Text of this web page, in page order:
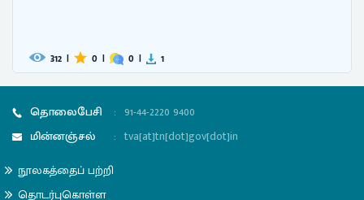
312 | 0 | 0 | 1
தொலைபேசி : 91-44-2220 9400
மின்னஞ்சல்
: tva[at]tn[dot]gov[dot]in
நூலகத்தைப் பற்றி
தொடர்புகொள்ள